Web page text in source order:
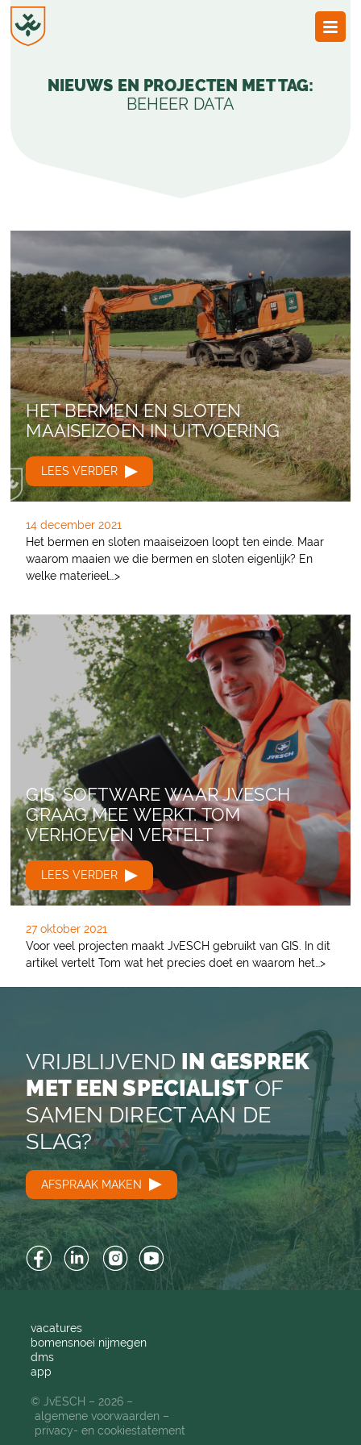
NIEUWS EN PROJECTEN MET TAG:
BEHEER DATA
HET BERMEN EN SLOTEN
MAAISEIZOEN IN UITVOERING
LEES VERDER
14 december 2021
Het bermen en sloten maaiseizoen loopt ten einde. Maar
waarom maaien we die bermen en sloten eigenlijk? En
welke materieel…>
GIS, SOFTWARE WAAR JVESCH
GRAAG MEE WERKT. TOM
VERHOEVEN VERTELT
LEES VERDER
27 oktober 2021
Voor veel projecten maakt JvESCH gebruikt van GIS. In dit
artikel vertelt Tom wat het precies doet en waarom het…>
VRIJBLIJVEND IN GESPREK
MET EEN SPECIALISTOF
SAMEN DIRECT AAN DE
SLAG?
AFSPRAAK MAKEN
FacebookLinkedInInstagramYouTube
vacatures
bomensnoei nijmegen
dms
app
© JvESCH – 2026 –
algemene voorwaarden
privacy- en cookiestatement